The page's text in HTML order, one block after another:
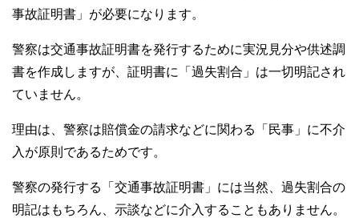
事故証明書」が必要になります。
警察は交通事故証明書を発行するために実況見分や供述調
書を作成しますが、証明書に「過失割合」は一切明記され
ていません。
理由は、警察は賠償金の請求などに関わる「民事」に不介
入が原則であるためです。
警察の発行する「交通事故証明書」には当然、過失割合の
明記はもちろん、示談などに介入することもありません。